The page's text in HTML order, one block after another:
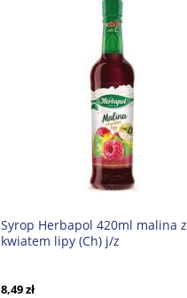
Syrop Herbapol 420ml malina z
kwiatem lipy (Ch) j/z
8,49 zł